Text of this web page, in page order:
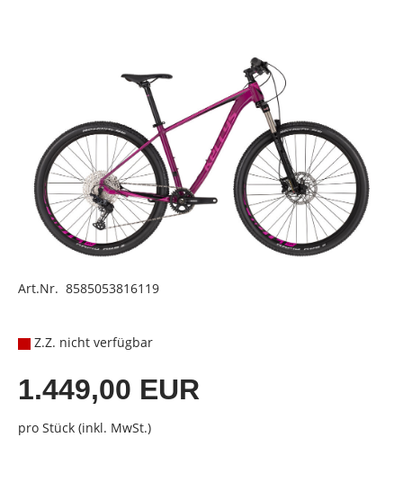
Art.Nr. 8585053816119
Z.Z. nicht verfügbar
1.449,00 EUR
pro Stück (inkl. MwSt.)